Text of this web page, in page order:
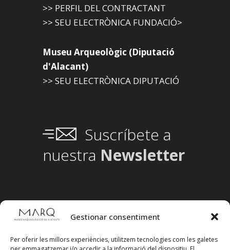
Gestionar consentiment
Per oferir les millors experiències, utilitzem tecnologies com les galetes
>> PERFIL DEL CONTRACTANT
>> SEU ELECTRÒNICA FUNDACIÓ>
Museu Arqueològic (Diputació
d'Alacant)
>> SEU ELECTRÒNICA DIPUTACIÓ
Suscríbete a
nuestra Newsletter